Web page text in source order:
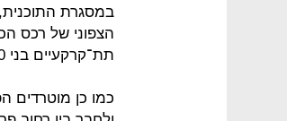
במסגרת
הצפוני של רכס
תת־קרקעיים בני 4,000 מקומות חניה וחניון עילי של 600 מקומות.
כמו כן מוטרדים